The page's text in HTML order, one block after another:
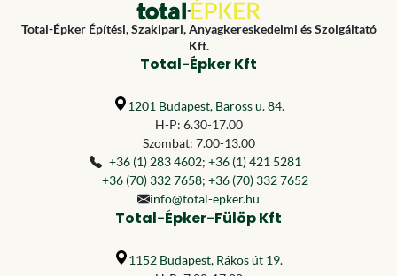
Total-Épker Építési, Szakipari, Anyagkereskedelmi és Szolgáltató
Kft.
Total-Épker Kft
1201 Budapest, Baross u. 84.
H-P: 6.30-17.00
Szombat: 7.00-13.00
+36 (1) 283 4602; +36 (1) 421 5281
+36 (70) 332 7658; +36 (70) 332 7652
info@total-epker.hu
Total-Épker-Fülöp Kft
1152 Budapest, Rákos út 19.